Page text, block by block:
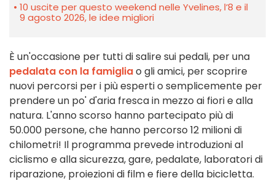
10 uscite per questo weekend nelle Yvelines, l’8 e il
9 agosto 2026, le idee migliori
È un'occasione per tutti di salire sui pedali, per una
pedalata con la famigliao gli amici, per scoprire
nuovi percorsi per i più esperti o semplicemente per
prendere un po' d'aria fresca in mezzo ai fiori e alla
natura. L'anno scorso hanno partecipato più di
50.000 persone, che hanno percorso 12 milioni di
chilometri! Il programma prevede introduzioni al
ciclismo e alla sicurezza, gare, pedalate, laboratori di
riparazione, proiezioni di film e fiere della bicicletta.